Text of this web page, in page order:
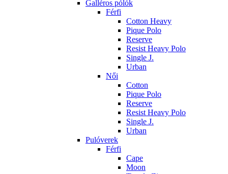
Galléros pólók
Férfi
Cotton Heavy
Pique Polo
Reserve
Resist Heavy Polo
Single J.
Urban
Női
Cotton
Pique Polo
Reserve
Resist Heavy Polo
Single J.
Urban
Pulóverek
Férfi
Cape
Moon